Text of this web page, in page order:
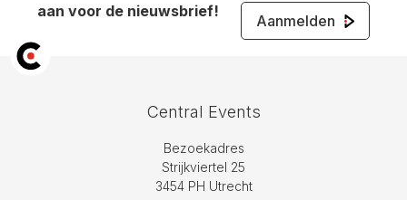
aan voor de nieuwsbrief!
Aanmelden
Central Events
Bezoekadres
Strijkviertel 25
3454 PH Utrecht